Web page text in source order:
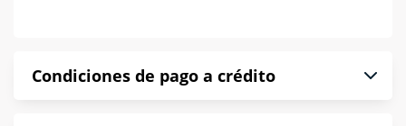
Condiciones de pago a crédito